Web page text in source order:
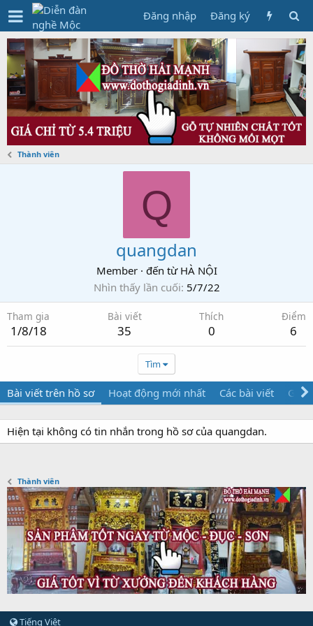
Đăng nhập Đăng ký
Thành viên
Q
quangdan
Member · đến từ HÀ NỘI
Nhìn thấy lần cuối 5/7/22
Tham gia
1/8/18
Bài viết
35
Thích
0
Điểm
6
Tìm
Bài viết trên hồ sơ Hoạt động mới nhất Các bài viết Giới
Hiện tại không có tin nhắn trong hồ sơ của quangdan.
Thành viên
Tiếng Việt